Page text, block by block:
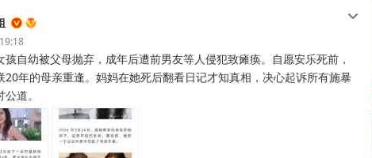
c
孩自幼被父母抛弃，成年后遭前男友等人侵犯致瘫痪。自愿安乐死前，
20年的母亲重逢。妈妈在她死后翻看日记才知真相，决心起诉所有施暴
道。